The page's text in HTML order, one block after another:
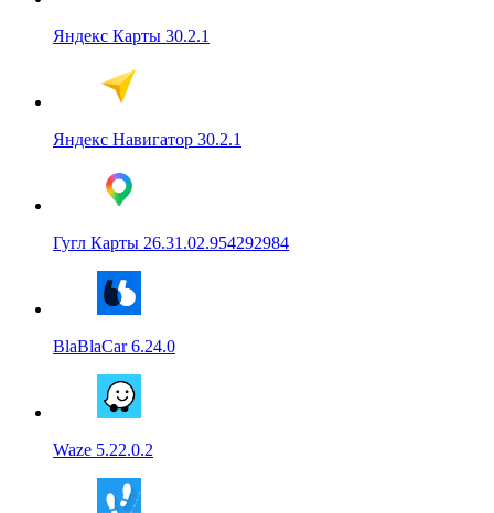
Яндекс Карты 30.2.1
Яндекс Навигатор 30.2.1
Гугл Карты 26.31.02.954292984
BlaBlaCar 6.24.0
Waze 5.22.0.2